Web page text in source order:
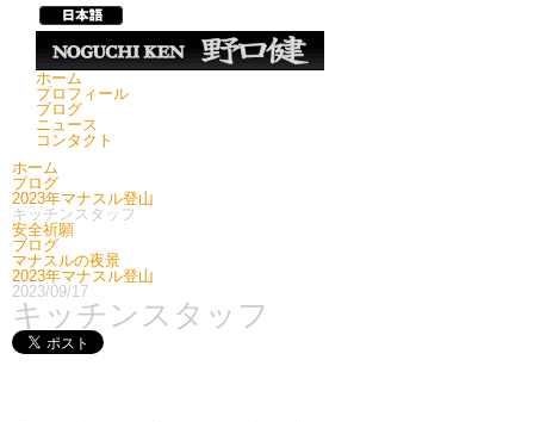
ホーム
プロフィール
ブログ
ニュース
コンタクト
ホーム
ブログ
2023年マナスル登山
キッチンスタッフ
安全祈願
ブログ
マナスルの夜景
2023年マナスル登山
2023/09/17
キッチンスタッフ